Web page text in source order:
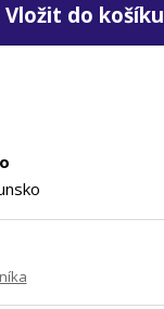
Vložit do košíku